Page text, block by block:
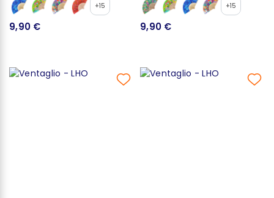
+15
9,90 €
+15
9,90 €